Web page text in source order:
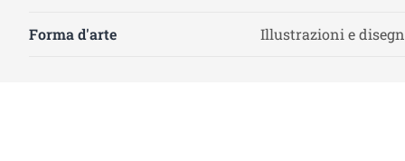
Forma d'arte Illustrazioni e